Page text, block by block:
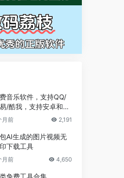
音乐软件，支持QQ/
/酷我，支持安卓和Wi
平台
月前 2,191
AI生成的图片视频无
下载工具
月前 4,650
免费工具合集